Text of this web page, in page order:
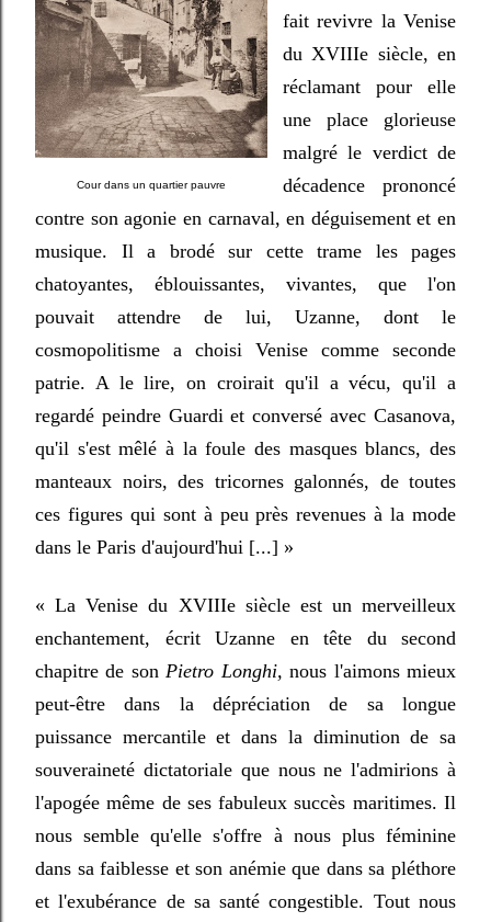
Cour dans un quartier pauvre
fait revivre la Venise
du XVIIIe siècle, en
réclamant pour elle
une place glorieuse
malgré le verdict de
décadence prononcé
contre son agonie en carnaval, en déguisement et en
musique. Il a brodé sur cette trame les pages
chatoyantes, éblouissantes, vivantes, que l'on
pouvait attendre de lui, Uzanne, dont le
cosmopolitisme a choisi Venise comme seconde
patrie. A le lire, on croirait qu'il a vécu, qu'il a
regardé peindre Guardi et conversé avec Casanova,
qu'il s'est mêlé à la foule des masques blancs, des
manteaux noirs, des tricornes galonnés, de toutes
ces figures qui sont à peu près revenues à la mode
dans le Paris d'aujourd'hui [...] »
« La Venise du XVIIIe siècle est un merveilleux
enchantement, écrit Uzanne en tête du second
chapitre de sonPietro Longhi,nous l'aimons mieux
peut-être dans la dépréciation de sa longue
puissance mercantile et dans la diminution de sa
souveraineté dictatoriale que nous ne l'admirions à
l'apogée même de ses fabuleux succès maritimes. Il
nous semble qu'elle s'offre à nous plus féminine
dans sa faiblesse et son anémie que dans sa pléthore
et l'exubérance de sa santé congestible. Tout nous